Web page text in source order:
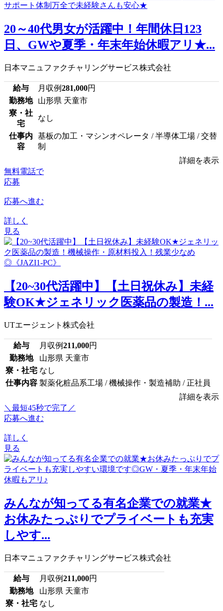
20～40代男女が活躍中！年間休日123
日、GWや夏季・年末年始休暇アリ★...
日本マニュファクチャリングサービス株式会社
給与 月収例281,000円
勤務地
山形県 天童市
寮・社
宅
なし
仕事内
容
基板の加工・マシンオペレータ / 半導体工場 / 交替
制
詳細を表示
無料電話で
応募
応募へ進む
詳しく
見る
【20~30代活躍中】【土日祝休み】未経
験OK★ジェネリック医薬品の製造！...
UTエージェント株式会社
給与 月収例211,000円
勤務地
山形県 天童市
寮・社宅 なし
仕事内容 製薬化粧品系工場 / 機械操作・製造補助 / 正社員
詳細を表示
＼最短45秒で完了／
応募へ進む
詳しく
見る
みんなが知ってる有名企業での就業★
お休みたっぷりでプライベートも充実
しやす...
日本マニュファクチャリングサービス株式会社
給与 月収例211,000円
勤務地
山形県 天童市
寮・社宅 なし